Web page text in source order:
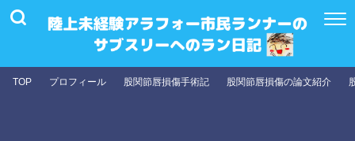
TOP プロフィール 股関節唇損傷手術記 股関節唇損傷の論文紹介